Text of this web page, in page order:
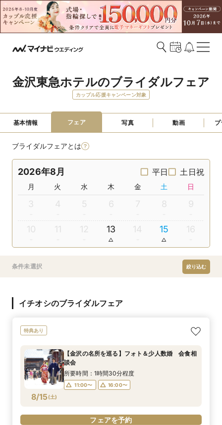
金沢東急ホテルのブライダルフェア
カップル応援キャンペーン対象
基本情報 フェア 写真 動画
ブライダルフェアとは
2026年8月 平日 土日祝
月 火 水 木 金 土 日
3 4 5 6 7 8 9
10 11 12 13 14 15 16
条件未選択 絞り込む
イチオシのブライダルフェア
特典あり
8/15(土)
【金沢の名所を巡る】フォト＆少人数婚 会食相
談会
所要時間：1時間30分程度
11:00〜 16:00〜
フェアを予約